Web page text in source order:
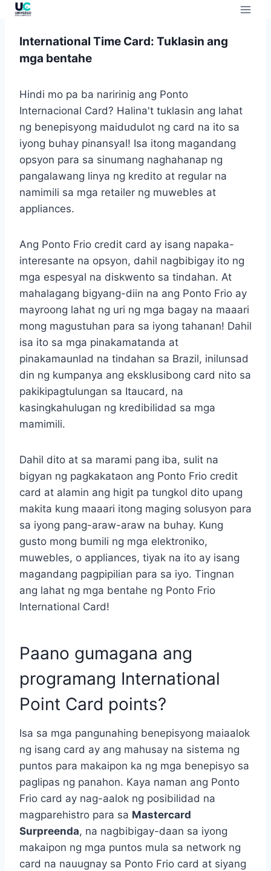
International Time Card: Tuklasin ang
mga bentahe
Hindi mo pa ba naririnig ang Ponto
Internacional Card? Halina't tuklasin ang lahat
ng benepisyong maidudulot ng card na ito sa
iyong buhay pinansyal! Isa itong magandang
opsyon para sa sinumang naghahanap ng
pangalawang linya ng kredito at regular na
namimili sa mga retailer ng muwebles at
appliances.
Ang Ponto Frio credit card ay isang napaka-
interesante na opsyon, dahil nagbibigay ito ng
mga espesyal na diskwento sa tindahan. At
mahalagang bigyang-diin na ang Ponto Frio ay
mayroong lahat ng uri ng mga bagay na maaari
mong magustuhan para sa iyong tahanan! Dahil
isa ito sa mga pinakamatanda at
pinakamaunlad na tindahan sa Brazil, inilunsad
din ng kumpanya ang eksklusibong card nito sa
pakikipagtulungan sa Itaucard, na
kasingkahulugan ng kredibilidad sa mga
mamimili.
Dahil dito at sa marami pang iba, sulit na
bigyan ng pagkakataon ang Ponto Frio credit
card at alamin ang higit pa tungkol dito upang
makita kung maaari itong maging solusyon para
sa iyong pang-araw-araw na buhay. Kung
gusto mong bumili ng mga elektroniko,
muwebles, o appliances, tiyak na ito ay isang
magandang pagpipilian para sa iyo. Tingnan
ang lahat ng mga bentahe ng Ponto Frio
International Card!
Paano gumagana ang
programang International
Point Card points?
Isa sa mga pangunahing benepisyong maiaalok
ng isang card ay ang mahusay na sistema ng
puntos para makaipon ka ng mga benepisyo sa
paglipas ng panahon. Kaya naman ang Ponto
Frio card ay nag-aalok ng posibilidad na
magparehistro para sa Mastercard
Surpreenda, na nagbibigay-daan sa iyong
makaipon ng mga puntos mula sa network ng
card na nauugnay sa Ponto Frio card at siyang